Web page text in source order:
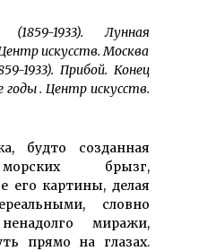
1933). Лунная
искусств. Москва
1933). Прибой. Конец
годы . Центр искусств.
будто созданная
брызг,
его картины, делая
словно
миражи,
прямо на глазах.